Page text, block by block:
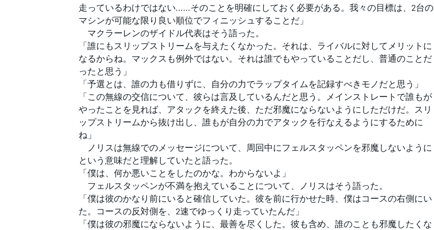
すべてのカテゴリー
走っているわけではない……そのことを明確にしておく必要がある。我々の目標は、2台の
マシンが可能な限り良い順位でフィニッシュすることだ」
マクラーレンのザイドル代表はそう語った。
「誰にもスリップストリームを与えたくなかった。それは、ライバルに対してメリットに
なるからね。マックスも例外ではない。それは誰でもやっていることだし、普通のことだ
ったと思う」
「予選とは、誰の力も借りずに、自分の力でラップタイムを記録すべきモノだと思う」
「この無線の交信について、彼らは言及しているんだと思う。メインストレートで誰もが
やったことを見れば、アタックを終えた後、ただ邪魔にならないようにしただけだ。スリ
ップストリームから抜け出し、誰もが自分の力でアタックを行なえるようにするために
ね」
ノリスは無線でのメッセージについて、周回中にフェルスタッペンを邪魔しないように
という意味だと理解していたと語った。
「僕は、何か悪いことをしたのかな。わからないよ」
フェルスタッペンが不満を抱えていることについて、ノリスはそう語った。
「僕は彼のかなり前にいると確信していた。彼を前に行かせた時、僕はコースの右側にい
た。コースの反対側を、2速でゆっくり走っていたんだ」
「僕は彼の邪魔にならないように、最善を尽くした。彼も含め、誰のことも邪魔したくな